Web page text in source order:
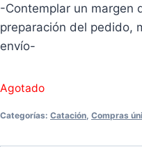
-Contemplar un margen
preparación del pedido,
envío-
Agotado
Categorías: Catación Compras